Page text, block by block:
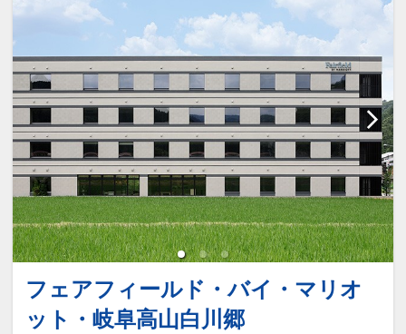
フェアフィールド・バイ・マリオ
ット・岐阜高山白川郷